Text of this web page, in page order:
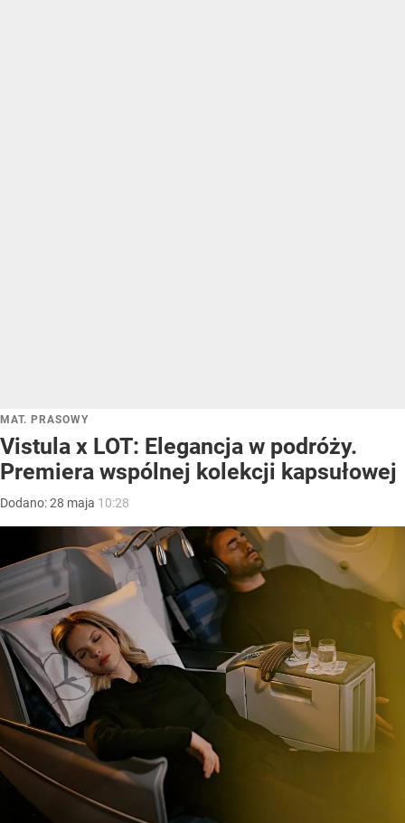
MAT. PRASOWY
Vistula x LOT: Elegancja w podróży.
Premiera wspólnej kolekcji kapsułowej
Dodano:28 maja 10:28